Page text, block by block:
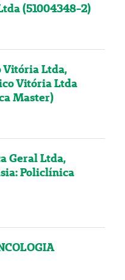
(51004348-2)
Vitória Ltda,
Vitória Ltda
Master)
Geral Ltda,
Policlínica